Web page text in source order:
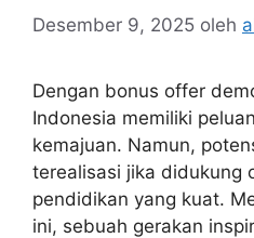
Desember 9, 2025 oleh
Dengan bonus offer
Indonesia memiliki
kemajuan. Namun,
terealisasi jika didukung
pendidikan yang kuat.
ini, sebuah gerakan